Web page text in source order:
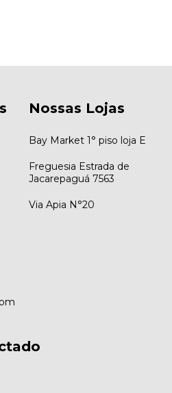
Nossas Lojas
Bay Market 1° piso loja E
Freguesia Estrada de
Jacarepaguá 7563
Via Apia N°20